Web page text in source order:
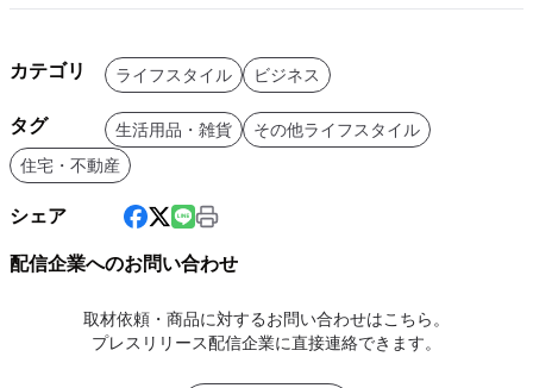
カテゴリ ライフスタイル ビジネス
タグ 生活用品・雑貨
その他ライフスタイル
住宅・不動産
シェア
配信企業へのお問い合わせ
取材依頼・商品に対するお問い合わせはこちら。
プレスリリース配信企業に直接連絡できます。